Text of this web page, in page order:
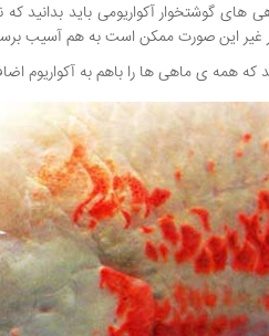
های گوشتخوار آکواریومی باید بدانید
غیر این صورت ممکن است به هم آسیب
که همه ی ماهی ها را باهم به آکواریوم